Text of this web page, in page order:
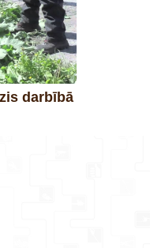
darbībā